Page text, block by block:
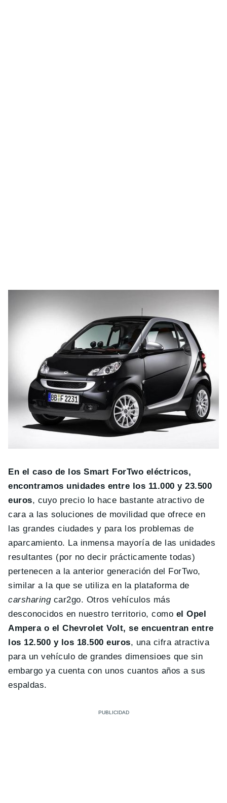
En el caso de los Smart ForTwo eléctricos,
encontramos unidades entre los 11.000 y 23.500
euros, cuyo precio lo hace bastante atractivo de
cara a las soluciones de movilidad que ofrece en
las grandes ciudades y para los problemas de
aparcamiento. La inmensa mayoría de las unidades
resultantes (por no decir prácticamente todas)
pertenecen a la anterior generación del ForTwo,
similar a la que se utiliza en la plataforma de
carsharingcar2go. Otros vehículos más
desconocidos en nuestro territorio, como el Opel
Ampera o el Chevrolet Volt, se encuentran entre
los 12.500 y los 18.500 euros, una cifra atractiva
para un vehículo de grandes dimensioes que sin
embargo ya cuenta con unos cuantos años a sus
espaldas.